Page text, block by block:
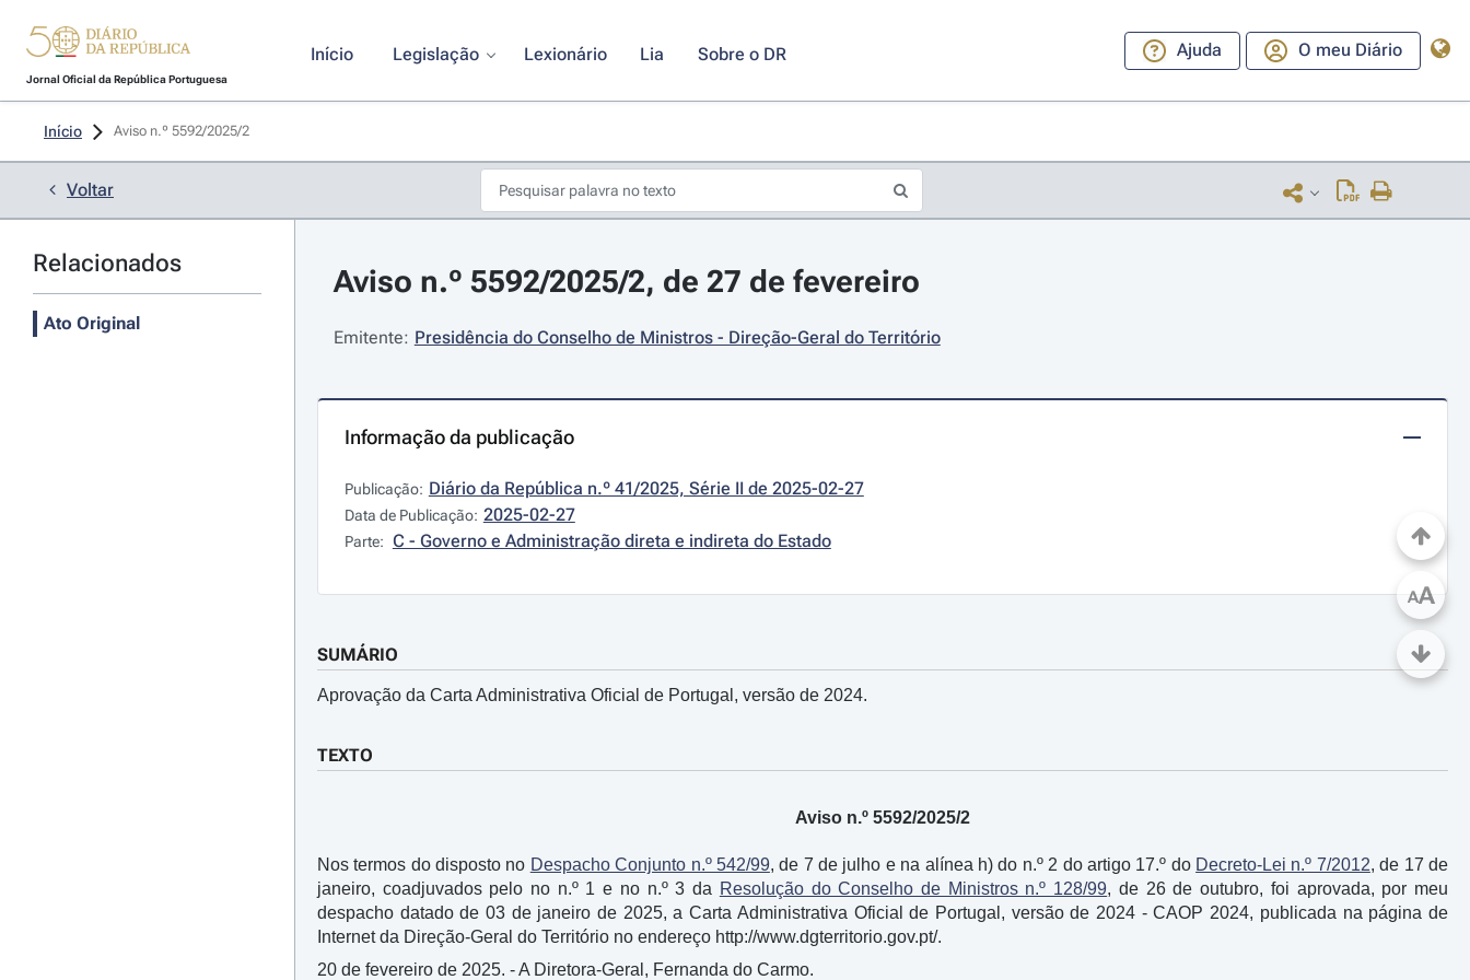
Jornal Oficial da República Portuguesa
Início Legislação Lexionário Lia Sobre o DR Ajuda O meu Diário
Início Aviso n.º 5592/2025/2
Voltar
Relacionados
Ato Original
Aviso n.º 5592/2025/2, de 27 de fevereiro
Emitente: Presidência do Conselho de Ministros - Direção-Geral do Território
Informação da publicação
Publicação: Diário da República n.º 41/2025, Série II de 2025-02-27
Data de Publicação: 2025-02-27
Parte: C - Governo e Administração direta e indireta do Estado
SUMÁRIO
Aprovação da Carta Administrativa Oficial de Portugal, versão de 2024.
TEXTO
Aviso n.º 5592/2025/2
Nos termos do disposto no Despacho Conjunto n.º 542/99, de 7 de julho e na alínea h) do n.º 2 do artigo 17.º do Decreto-Lei n.º 7/2012, de 17 de
janeiro, coadjuvados pelo no n.º 1 e no n.º 3 da Resolução do Conselho de Ministros n.º 128/99, de 26 de outubro, foi aprovada, por meu
despacho datado de 03 de janeiro de 2025, a Carta Administrativa Oficial de Portugal, versão de 2024 - CAOP 2024, publicada na página de
Internet da Direção-Geral do Território no endereço http://www.dgterritorio.gov.pt/.
20 de fevereiro de 2025. - A Diretora-Geral, Fernanda do Carmo.
AA